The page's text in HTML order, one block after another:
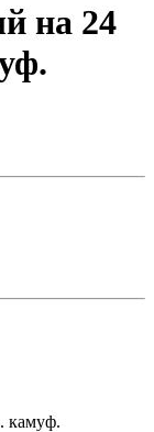
на 24
камуф.